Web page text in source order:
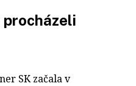
SK začala v